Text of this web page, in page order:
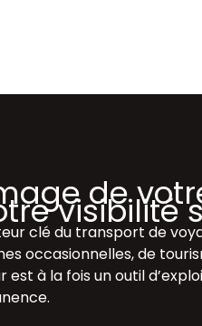
de
visibilité
clé du transport de
occasionnelles, de
est à la fois un outil